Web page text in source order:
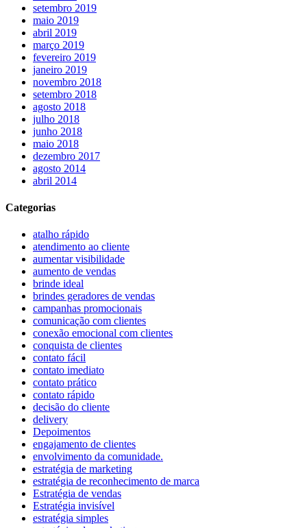
setembro 2019
maio 2019
abril 2019
março 2019
fevereiro 2019
janeiro 2019
novembro 2018
setembro 2018
agosto 2018
julho 2018
junho 2018
maio 2018
dezembro 2017
agosto 2014
abril 2014
Categorias
atalho rápido
atendimento ao cliente
aumentar visibilidade
aumento de vendas
brinde ideal
brindes geradores de vendas
campanhas promocionais
comunicação com clientes
conexão emocional com clientes
conquista de clientes
contato fácil
contato imediato
contato prático
contato rápido
decisão do cliente
delivery
Depoimentos
engajamento de clientes
envolvimento da comunidade.
estratégia de marketing
estratégia de reconhecimento de marca
Estratégia de vendas
Estratégia invisível
estratégia simples